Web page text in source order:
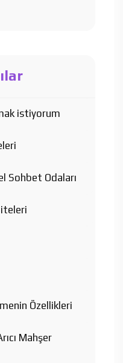
istiyorum
Sohbet Odaları
Özellikleri
Mahşer